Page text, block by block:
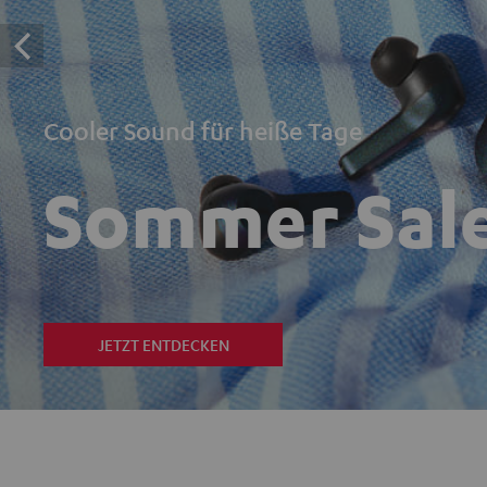
Cooler Sound für heiße Tage
Sommer
JETZT ENTDECKEN